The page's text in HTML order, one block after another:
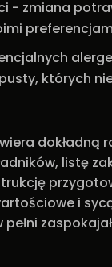
- zmiana
których
dokładną
listę
i
pełni